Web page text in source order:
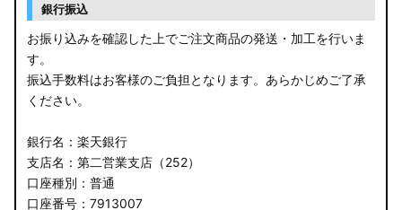
銀行振込
お振り込みを確認した上でご注文商品の発送・加工を行いま
す。
振込手数料はお客様のご負担となります。あらかじめご了承
ください。
銀行名：楽天銀行
支店名：第二営業支店（252）
口座種別：普通
口座番号：7913007